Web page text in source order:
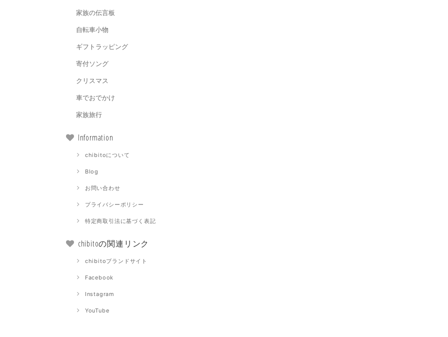
家族の伝言板
自転車小物
ギフトラッピング
寄付ソング
クリスマス
車でおでかけ
家族旅行
Information
chibitoについて
Blog
お問い合わせ
プライバシーポリシー
特定商取引法に基づく表記
chibitoの関連リンク
chibitoブランドサイト
Facebook
Instagram
YouTube